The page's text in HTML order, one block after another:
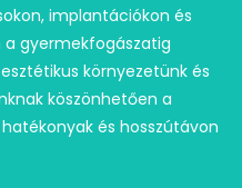
implantációkon és
gyermekfogászatig
környezetünk és
köszönhetően a
és hosszútávon